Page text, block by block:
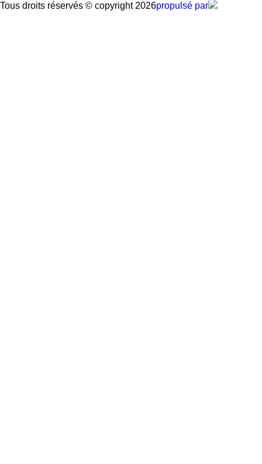
Tous droits réservés © copyright 2026propulsé par